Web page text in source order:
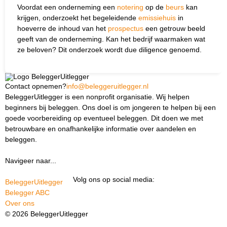
Voordat een onderneming een notering op de beurs kan
krijgen, onderzoekt het begeleidende emissiehuis in
hoeverre de inhoud van het prospectus een getrouw beeld
geeft van de onderneming. Kan het bedrijf waarmaken wat
ze beloven? Dit onderzoek wordt due diligence genoemd.
Contact opnemen?info@beleggeruitlegger.nl
BeleggerUitlegger is een nonprofit organisatie. Wij helpen
beginners bij beleggen. Ons doel is om jongeren te helpen bij een
goede voorbereiding op eventueel beleggen. Dit doen we met
betrouwbare en onafhankelijke informatie over aandelen en
beleggen.
Navigeer naar...
BeleggerUitlegger
Belegger ABC
Over ons
Volg ons op social media:
© 2026 BeleggerUitlegger